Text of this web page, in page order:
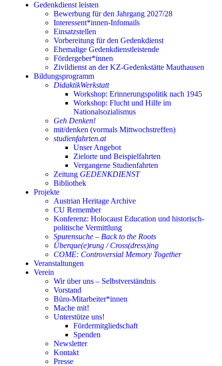
Gedenkdienst leisten
Bewerbung für den Jahrgang 2027/28
Interessent*innen-Infomails
Einsatzstellen
Vorbereitung für den Gedenkdienst
Ehemalige Gedenkdienstleistende
Fördergeber*innen
Zivildienst an der KZ-Gedenkstätte Mauthausen
Bildungsprogramm
DidaktikWerkstatt
Workshop: Erinnerungspolitik nach 1945
Workshop: Flucht und Hilfe im
Nationalsozialismus
Geh Denken!
mit/denken (vormals Mittwochstreffen)
studienfahrten.at
Unser Angebot
Zielorte und Beispielfahrten
Vergangene Studienfahrten
Zeitung GEDENKDIENST
Bibliothek
Projekte
Austrian Heritage Archive
CU Remember
Konferenz: Holocaust Education und historisch-
politische Vermittlung
Spurensuche – Back to the Roots
Überque(e)rung / Cross(dress)ing
COME: Controversial Memory Together
Veranstaltungen
Verein
Wir über uns – Selbstverständnis
Vorstand
Büro-Mitarbeiter*innen
Mache mit!
Unterstütze uns!
Fördermitgliedschaft
Spenden
Newsletter
Kontakt
Presse